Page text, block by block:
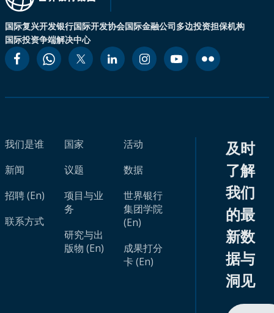
国际复兴开发银行国际开发协会国际金融公司多边投资担保机构
国际投资争端解决中心
我们是谁
新闻
招聘 (En)
联系方式
国家
议题
项目与业
务
研究与出
版物 (En)
活动
数据
世界银行
集团学院
(En)
成果打分
卡 (En)
及时
了解
我们
的最
新数
据与
洞见